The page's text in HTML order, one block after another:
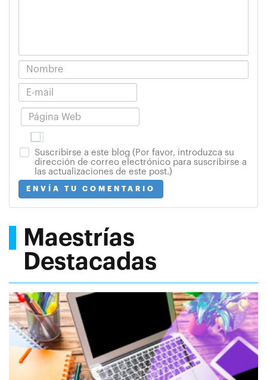
Suscribirse a este blog (Por favor, introduzca su
dirección de correo electrónico para suscribirse a
las actualizaciones de este post.)
ENVÍA TU COMENTARIO
Maestrías
Destacadas